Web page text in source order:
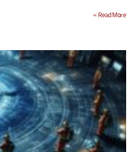
Read More »